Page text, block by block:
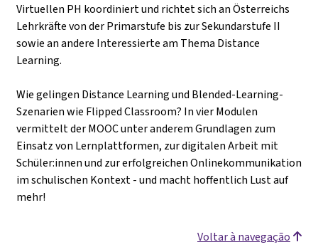
Virtuellen PH koordiniert und richtet sich an Österreichs
Lehrkräfte von der Primarstufe bis zur Sekundarstufe II
sowie an andere Interessierte am Thema Distance
Learning.
Wie gelingen Distance Learning und Blended-Learning-
Szenarien wie Flipped Classroom? In vier Modulen
vermittelt der MOOC unter anderem Grundlagen zum
Einsatz von Lernplattformen, zur digitalen Arbeit mit
Schüler:innen und zur erfolgreichen Onlinekommunikation
im schulischen Kontext - und macht hoffentlich Lust auf
mehr!
Voltar à navegação